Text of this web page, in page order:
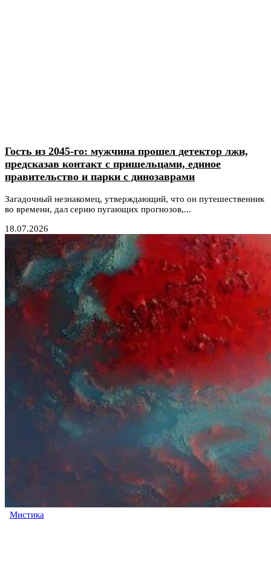
Гость из 2045-го: мужчина прошел детектор лжи,
предсказав контакт с пришельцами, единое
правительство и парки с динозаврами
Загадочный незнакомец, утверждающий, что он путешественник
во времени, дал серию пугающих прогнозов,...
18.07.2026
Мистика